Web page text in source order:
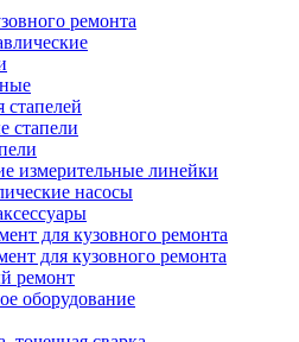
ремонта
стапелей
стапели
измерительные линейки
насосы
для кузовного ремонта
для кузовного ремонта
ремонт
оборудование